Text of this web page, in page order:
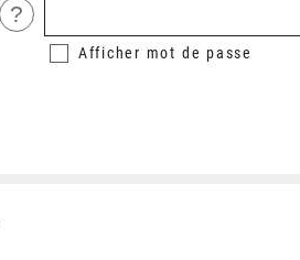
?
Afficher mot de passe